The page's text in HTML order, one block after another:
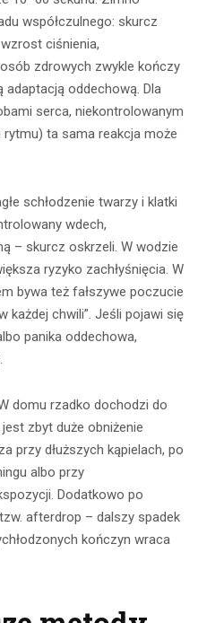
współczulnego: skurcz
ciśnienia,
zdrowych zwykle kończy
adaptacją oddechową. Dla
serca, niekontrolowanym
ta sama reakcja może
schłodzenie twarzy i klatki
wdech,
– skurcz oskrzeli. W wodzie
ryzyko zachłyśnięcia. W
bywa też fałszywe poczucie
każdej chwili”. Jeśli pojawi się
panika oddechowa,
domu rzadko dochodzi do
zbyt duże obniżenie
przy dłuższych kąpielach, po
albo przy
Dodatkowo po
afterdrop – dalszy spadek
kończyn wraca